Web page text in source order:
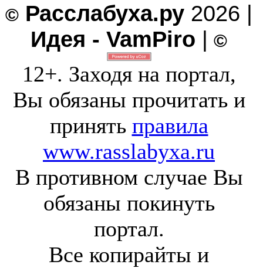
© Расслабуха.ру 2026 |
Идея - VamPiro | ©
12+. Заходя на портал,
Вы обязаны прочитать и
принять правила
www.rasslabyxa.ru
В противном случае Вы
обязаны покинуть
портал.
Все копирайты и